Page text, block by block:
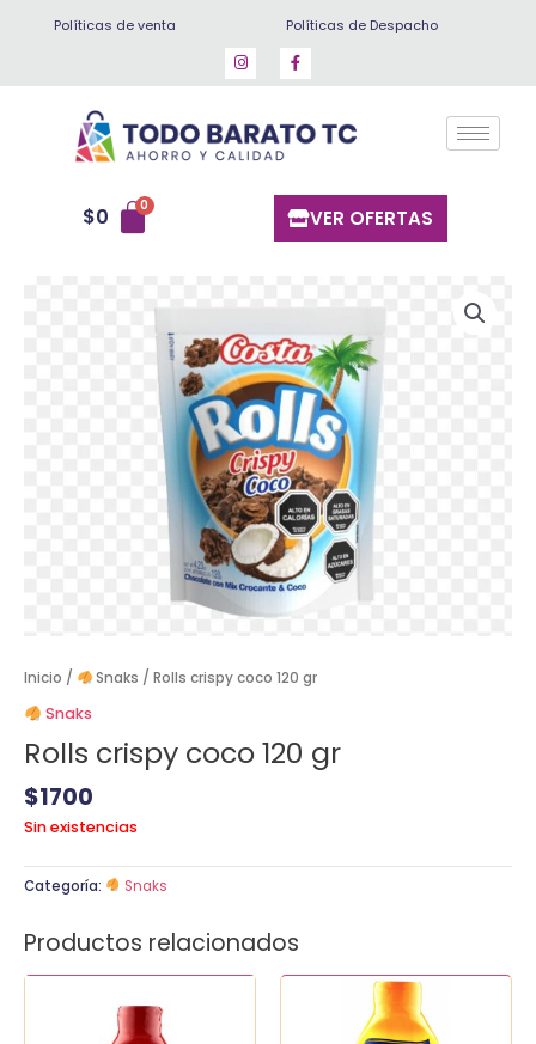
Políticas de venta Políticas de Despacho
$0 VER OFERTAS
Inicio / Snaks / Rolls crispy coco 120 gr
Snaks
Rolls crispy coco 120 gr
$1700
Sin existencias
Categoría: Snaks
Productos relacionados